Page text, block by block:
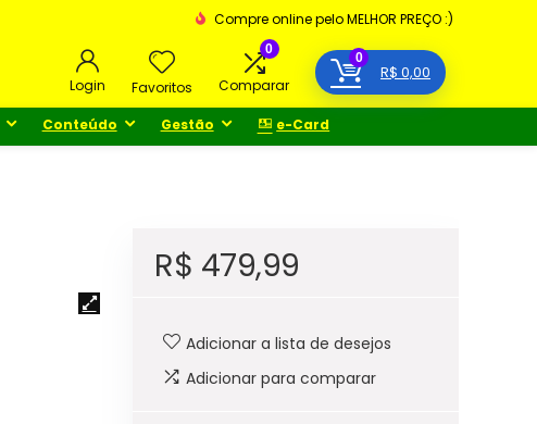
Compre online pelo MELHOR PREÇO :)
Login Favoritos
0
Comparar
0
R$ 0,00
Conteúdo Gestão e-Card
R$ 479,99
Adicionar a lista de desejos
Adicionar para comparar